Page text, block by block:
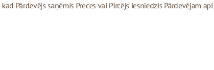
Pārdevējs saņēmis Preces vai Pircējs iesniedzis Pārdevējam